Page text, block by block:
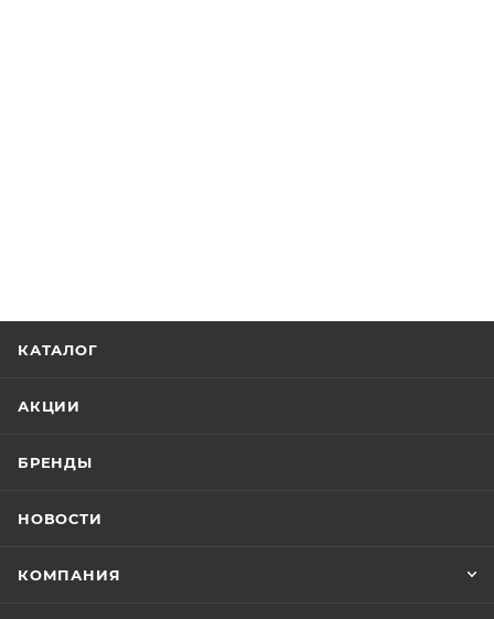
КАТАЛОГ
АКЦИИ
БРЕНДЫ
НОВОСТИ
КОМПАНИЯ